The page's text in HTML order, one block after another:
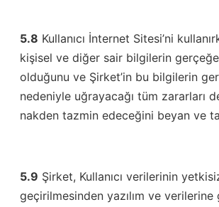
5.8 Kullanıcı İnternet Sitesi’ni
kişisel ve diğer sair bilgilerin
olduğunu ve Şirket’in bu bilgilerin
nedeniyle uğrayacağı tüm zararları
nakden tazmin edeceğini beyan ve
5.9 Şirket, Kullanıcı verilerinin
geçirilmesinden yazılım ve